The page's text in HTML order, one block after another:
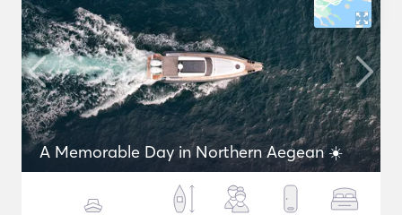
A Memorable Day in Northern Aegean ☀️